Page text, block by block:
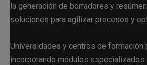
la generación de borradores y
soluciones para agilizar procesos y
Universidades y centros de formación
incorporando módulos especializados